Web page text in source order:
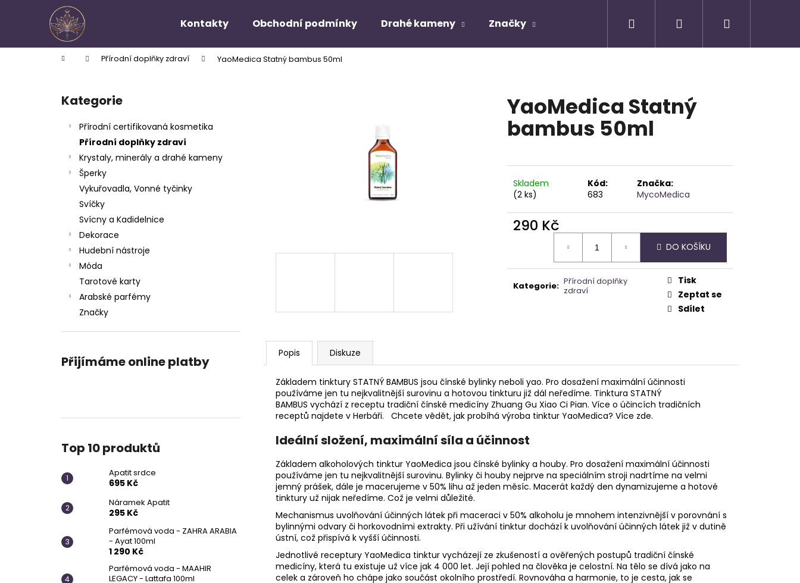
Kontakty Obchodní podmínky Drahé kameny Značky Přihlášení
Domů Přírodní doplňky zdraví YaoMedica Statný bambus 50ml
Přeskočit
kategorie
Kategorie
Přírodní certifikovaná kosmetika
Přírodní doplňky zdraví
Krystaly, minerály a drahé kameny
Šperky
Vykuřovadla, Vonné tyčinky
Svíčky
Svícny a Kadidelnice
Dekorace
Hudební nástroje
Móda
Tarotové karty
Arabské parfémy
Značky
Přijímáme online platby
Top 10 produktů
Apatit srdce
695 Kč
Náramek Apatit
295 Kč
Parfémová voda - ZAHRA ARABIA
- Ayat 100ml
1 290 Kč
Parfémová voda - MAAHIR
LEGACY - Lattafa 100ml
YaoMedica Statný
bambus 50ml
Skladem
(2 ks)
Kód:
683
Značka:
MycoMedica
290 Kč
DO KOŠÍKU
Kategorie: Přírodní doplňky
zdraví
Tisk
Zeptat se
Sdílet
Popis Diskuze
Základem tinktury STATNÝ BAMBUS jsou čínské bylinky neboli yao. Pro dosažení maximální účinnosti
používáme jen tu nejkvalitnější surovinu a hotovou tinkturu již dál neředíme. Tinktura STATNÝ
BAMBUS vychází z receptu tradiční čínské medicíny Zhuang Gu Xiao Ci Pian. Více o účincích tradičních
receptů najdete v Herbáři. Chcete vědět, jak probíhá výroba tinktur YaoMedica? Více zde.
Ideální složení, maximální síla a účinnost
Základem alkoholových tinktur YaoMedica jsou čínské bylinky a houby. Pro dosažení maximální účinnosti
používáme jen tu nejkvalitnější surovinu. Bylinky či houby nejprve na speciálním stroji nadrtíme na velmi
jemný prášek, dále je macerujeme v 50% lihu až jeden měsíc. Macerát každý den dynamizujeme a hotové
tinktury už nijak neředíme. Což je velmi důležité.
Mechanismus uvolňování účinných látek při maceraci v 50% alkoholu je mnohem intenzivnější v porovnání s
bylinnými odvary či horkovodními extrakty. Při užívání tinktur dochází k uvolňování účinných látek již v dutině
ústní, což přispívá k vyšší účinnosti.
Jednotlivé receptury YaoMedica tinktur vycházejí ze zkušeností a ověřených postupů tradiční čínské
medicíny, která tu existuje už více jak 4 000 let. Její pohled na člověka je celostní. Na tělo se dívá jako na
celek a zároveň ho chápe jako součást okolního prostředí. Rovnováha a harmonie, to je cesta, jak se
í
Zpět
do
Zpět
do
Co potřebujete najít?
Doporučujeme
Následující
APATIT SRDCE
695 Kč
PARFÉMOVÁ VODA - ZAHRA ARABIA -